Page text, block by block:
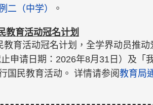
二（中学） 。
教育活动冠名计划
育活动冠名计划，全学界动员推动
申请日期：2026年8月31日）及「
国民教育活动。 详情请参阅 教育局